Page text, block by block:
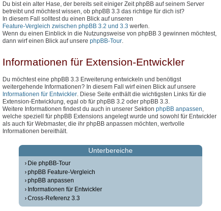
Du bist ein alter Hase, der bereits seit einiger Zeit phpBB auf seinem Server
betreibt und möchtest wissen, ob phpBB 3.3 das richtige für dich ist?
In diesem Fall solltest du einen Blick auf unseren
Feature-Vergleich zwischen phpBB 3.2 und 3.3 werfen.
Wenn du einen Einblick in die Nutzungsweise von phpBB 3 gewinnen möchtest,
dann wirf einen Blick auf unsere phpBB-Tour.
Informationen für Extension-Entwickler
Du möchtest eine phpBB 3.3 Erweiterung entwickeln und benötigst
weitergehende Informationen? In diesem Fall wirf einen Blick auf unsere
Informationen für Entwickler . Diese Seite enthält die wichtigsten Links für die
Extension-Entwicklung, egal ob für phpBB 3.2 oder phpBB 3.3.
Weitere Informationen findest du auch in unserer Sektion phpBB anpassen
welche speziell für phpBB Extensions angelegt wurde und sowohl für Entwickler
als auch für Webmaster, die ihr phpBB anpassen möchten, wertvolle
Informationen bereithält.
Unterbereiche
Die phpBB-Tour
phpBB Feature-Vergleich
phpBB anpassen
Informationen für Entwickler
Cross-Referenz 3.3